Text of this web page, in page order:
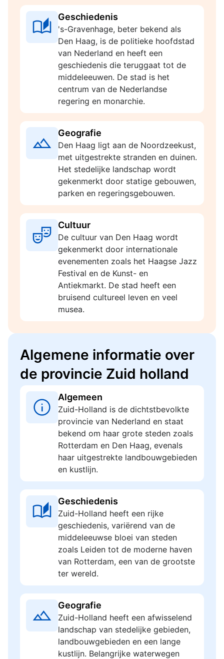
Geschiedenis
's-Gravenhage, beter bekend als
Den Haag, is de politieke hoofdstad
van Nederland en heeft een
geschiedenis die teruggaat tot de
middeleeuwen. De stad is het
centrum van de Nederlandse
regering en monarchie.
Geografie
Den Haag ligt aan de Noordzeekust,
met uitgestrekte stranden en duinen.
Het stedelijke landschap wordt
gekenmerkt door statige gebouwen,
parken en regeringsgebouwen.
Cultuur
De cultuur van Den Haag wordt
gekenmerkt door internationale
evenementen zoals het Haagse Jazz
Festival en de Kunst- en
Antiekmarkt. De stad heeft een
bruisend cultureel leven en veel
musea.
Algemene informatie over
de provincie Zuid holland
Algemeen
Zuid-Holland is de dichtstbevolkte
provincie van Nederland en staat
bekend om haar grote steden zoals
Rotterdam en Den Haag, evenals
haar uitgestrekte landbouwgebieden
en kustlijn.
Geschiedenis
Zuid-Holland heeft een rijke
geschiedenis, variërend van de
middeleeuwse bloei van steden
zoals Leiden tot de moderne haven
van Rotterdam, een van de grootste
ter wereld.
Geografie
Zuid-Holland heeft een afwisselend
landschap van stedelijke gebieden,
landbouwgebieden en een lange
kustlijn. Belangrijke waterwegen